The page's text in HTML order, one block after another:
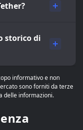
storico di
informativo e non
sono forniti da terze
delle informazioni.